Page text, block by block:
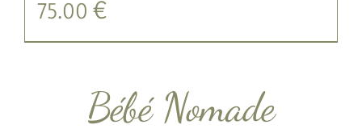
75.00 €
Bébé Nomade